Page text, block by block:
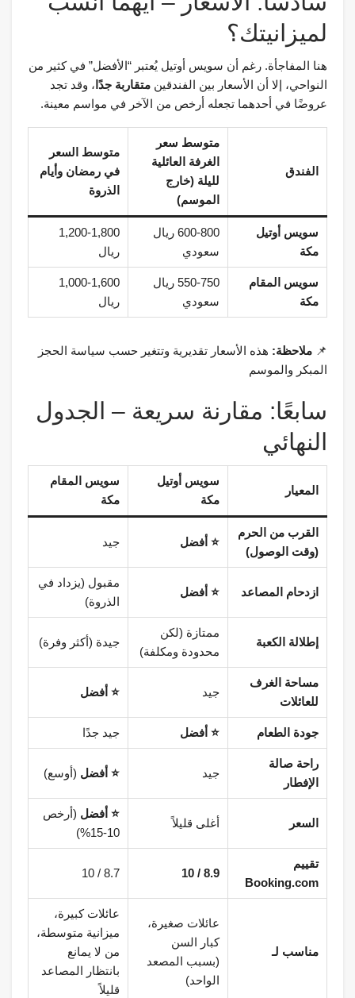
لميزانيتك؟
هنا المفاجأة. رغم أن سويس أوتيل يُعتبر “الأفضل” في كثير من
النواحي، إلا أن الأسعار بين الفندقين متقاربة جدًا ، وقد تجد
عروضًا في أحدهما تجعله أرخص من الآخر في مواسم معينة.
الفندق
متوسط سعر
الغرفة العائلية
لليلة (خارج
الموسم)
متوسط السعر
في رمضان وأيام
الذروة
سويس أوتيل
مكة
600-800 ريال
سعودي
1,200-1,800
ريال
سويس المقام
مكة
550-750 ريال
سعودي
1,000-1,600
ريال
📌 ملاحظة: هذه الأسعار تقديرية وتتغير حسب سياسة الحجز
المبكر والموسم
سابعًا: مقارنة سريعة – الجدول
النهائي
المعيار
سويس أوتيل
مكة
سويس المقام
مكة
القرب من الحرم
(وقت الوصول)
⭐ أفضل جيد
ازدحام المصاعد ⭐ أفضل
مقبول (يزداد في
الذروة)
إطلالة الكعبة
ممتازة (لكن
محدودة ومكلفة)
جيدة (أكثر وفرة)
مساحة الغرف
للعائلات
جيد ⭐ أفضل
جودة الطعام ⭐ أفضل جيد جدًا
راحة صالة
الإفطار
جيد ⭐ أفضل (أوسع)
السعر أغلى قليلاً
⭐ أفضل (أرخص
10-15%)
تقييم
Booking.com
8.9 / 10
8.7 / 10
مناسب لـ
عائلات صغيرة،
كبار السن
(بسبب المصعد
الواحد)
عائلات كبيرة،
ميزانية متوسطة،
من لا يمانع
بانتظار المصاعد
قليلاً